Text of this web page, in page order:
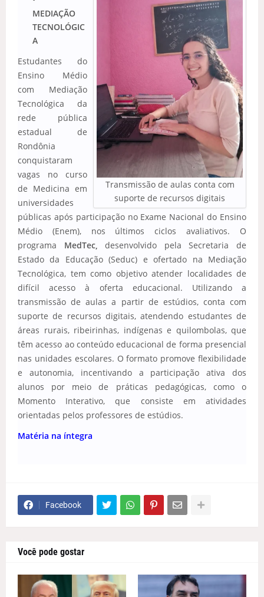
Transmissão de aulas conta com
suporte de recursos digitais
MEDIAÇÃO
TECNOLÓGIC
A
Estudantes do
Ensino Médio
com Mediação
Tecnológica da
rede pública
estadual de
Rondônia
conquistaram
vagas no curso
de Medicina em
universidades
públicas após participação no Exame Nacional do Ensino
Médio (Enem), nos últimos ciclos avaliativos. O
programa MedTec, desenvolvido pela Secretaria de
Estado da Educação (Seduc) e ofertado na Mediação
Tecnológica, tem como objetivo atender localidades de
difícil acesso à oferta educacional. Utilizando a
transmissão de aulas a partir de estúdios, conta com
suporte de recursos digitais, atendendo estudantes de
áreas rurais, ribeirinhas, indígenas e quilombolas, que
têm acesso ao conteúdo educacional de forma presencial
nas unidades escolares. O formato promove flexibilidade
e autonomia, incentivando a participação ativa dos
alunos por meio de práticas pedagógicas, como o
Momento Interativo, que consiste em atividades
orientadas pelos professores de estúdios.
Matéria na íntegra
Facebook
Você pode gostar